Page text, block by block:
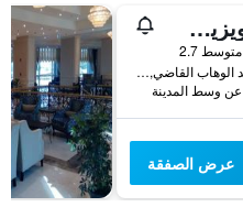
فندق أويزيس هليوبوليس
متوسط 2.7
17 شارع عبد الوهاب القاضي, القاهرة, مصر
عرض الصفقة